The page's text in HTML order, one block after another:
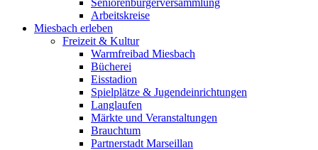
Seniorenbürgerversammlung
Arbeitskreise
Miesbach erleben
Freizeit & Kultur
Warmfreibad Miesbach
Bücherei
Eisstadion
Spielplätze & Jugendeinrichtungen
Langlaufen
Märkte und Veranstaltungen
Brauchtum
Partnerstadt Marseillan